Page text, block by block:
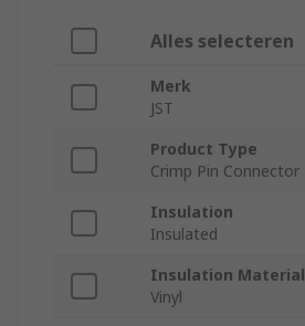
Alles selecteren
Merk
JST
Product Type
Crimp Pin Connector
Insulation
Insulated
Insulation Material
Vinyl